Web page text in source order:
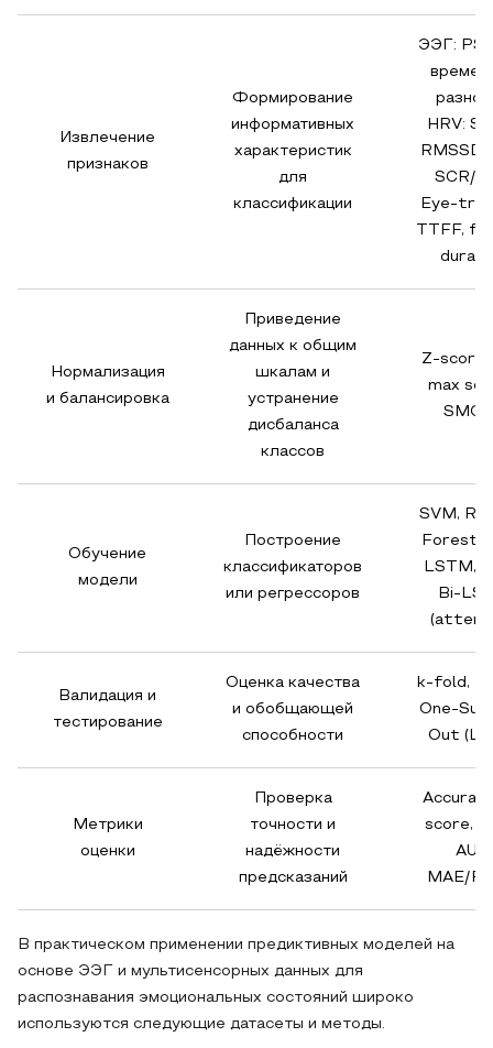
Извлечение
признаков
Формирование
информативных
характеристик
для
классификации
ЭЭГ:
HRV:
RMSSD;
SCR/
Eye-
TTFF,
Нормализация
и балансировка
Приведение
данных к общим
шкалам и
устранение
дисбаланса
классов
Z-score,
max
Обучение
модели
Построение
классификаторов
или регрессоров
SVM,
Forest,
LSTM,
Bi-
Валидация и
тестирование
Оценка качества
и обобщающей
способности
k-fold,
One-
Out
Метрики
оценки
Проверка
точности и
надёжности
предсказаний
score,
AUC,
MAE/
В практическом применении предиктивных моделей на
основе ЭЭГ и мультисенсорных данных для
распознавания эмоциональных состояний широко
используются следующие датасеты и методы.